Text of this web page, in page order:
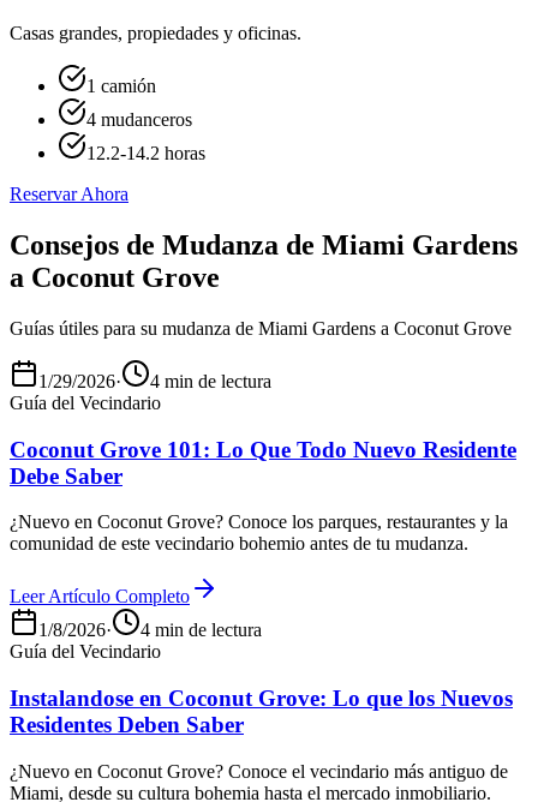
Casas grandes, propiedades y oficinas.
1 camión
4 mudanceros
12.2-14.2 horas
Reservar Ahora
Consejos de Mudanza de Miami Gardens
a Coconut Grove
Guías útiles para su mudanza de Miami Gardens a Coconut Grove
1/29/2026·
4 min de lectura
Guía del Vecindario
Coconut Grove 101: Lo Que Todo Nuevo Residente
Debe Saber
¿Nuevo en Coconut Grove? Conoce los parques, restaurantes y la
comunidad de este vecindario bohemio antes de tu mudanza.
Leer Artículo Completo
1/8/2026·
4 min de lectura
Guía del Vecindario
Instalandose en Coconut Grove: Lo que los Nuevos
Residentes Deben Saber
¿Nuevo en Coconut Grove? Conoce el vecindario más antiguo de
Miami, desde su cultura bohemia hasta el mercado inmobiliario.